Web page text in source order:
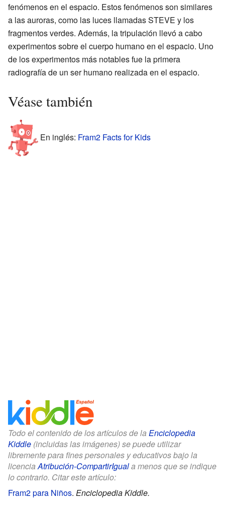
fenómenos en el espacio. Estos fenómenos son similares
a las auroras, como las luces llamadas STEVE y los
fragmentos verdes. Además, la tripulación llevó a cabo
experimentos sobre el cuerpo humano en el espacio. Uno
de los experimentos más notables fue la primera
radiografía de un ser humano realizada en el espacio.
Véase también
En inglés: Fram2 Facts for Kids
Todo el contenido de los artículos de la Enciclopedia
Kiddle (incluidas las imágenes) se puede utilizar
libremente para fines personales y educativos bajo la
licenciaAtribución-CompartirIguala menos que se indique
lo contrario. Citar este artículo:
Fram2 para Niños. Enciclopedia Kiddle.